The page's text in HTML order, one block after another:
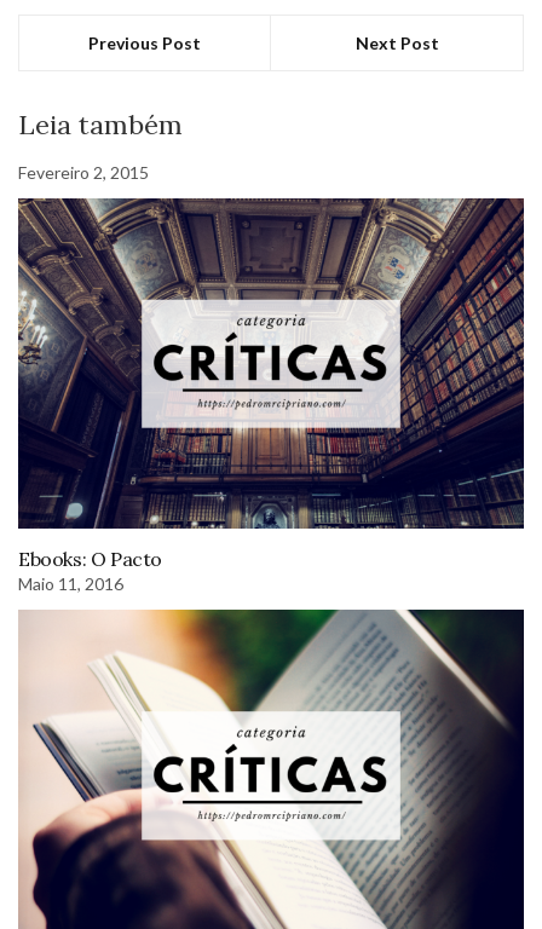
Previous Post Next Post
Leia também
Fevereiro 2, 2015
Ebooks: O Pacto
Maio 11, 2016